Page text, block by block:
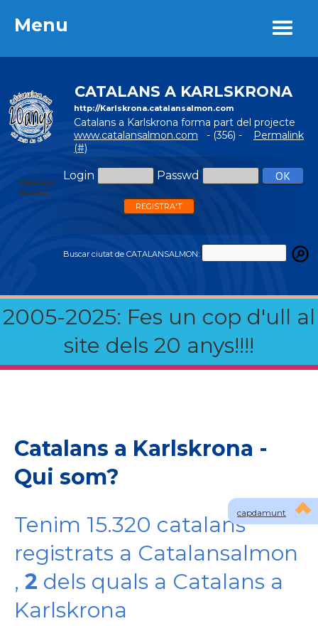
Menu
CATALANS A KARLSKRONA
http://Karlskrona.catalansalmon.com
Catalans a Karlskrona forma part del projecte
www.catalansalmon.com - (356) - Permalink
(#)
Login Passwd
Password
perdut?
REGISTRA'T
Buscar ciutat de CATALANSALMON:
2005-2025: Fes un cop d'ull al
site dels 20 anys!!!!
Menu
capdamunt
Catalans a Karlskrona -
Qui som?
Tenim 15.320 catalans
registrats a Catalansalmon
, 2 dels quals a Catalans a
Karlskrona